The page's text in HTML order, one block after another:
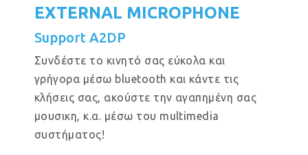
EXTERNAL MICROPHONE
Support A2DP
Συνδέστε το κινητό σας εύκολα και
γρήγορα μέσω bluetooth και κάντε τις
κλήσεις σας, ακούστε την αγαπημένη σας
μουσικη, κ.α. μέσω του multimedia
συστήματος!